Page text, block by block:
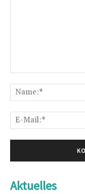
Aktuelles